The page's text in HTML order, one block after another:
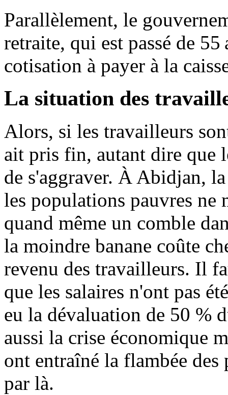
Parallèlement, le
retraite, qui est passé de
cotisation à payer à la
La situation des
Alors, si les travailleurs
ait pris fin, autant dire que
de s'aggraver. À Abidjan,
les populations pauvres ne
quand même un comble
la moindre banane coûte
revenu des travailleurs. Il
que les salaires n'ont pas
eu la dévaluation de 50 %
aussi la crise économique
ont entraîné la flambée des
par là.